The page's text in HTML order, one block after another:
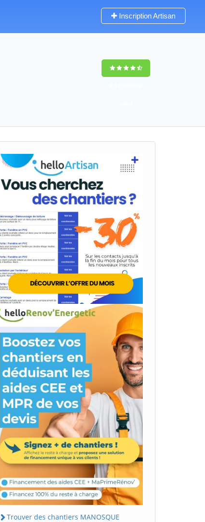
Inscription Artisan
Trouver des chantiers MANOSQUE